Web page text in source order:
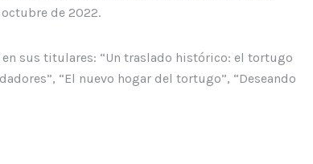
octubre de 2022.
sus titulares: “Un traslado histórico: el tortugo
“El nuevo hogar del tortugo”, “Deseando